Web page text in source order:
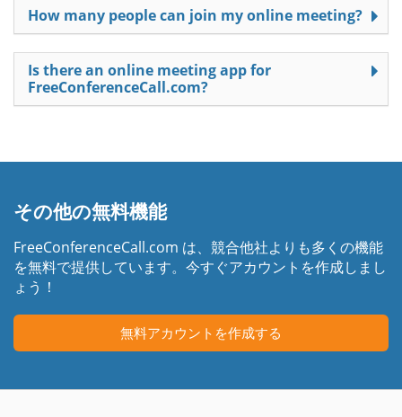
How many people can join my online meeting?
Is there an online meeting app for
FreeConferenceCall.com?
その他の無料機能
FreeConferenceCall.com は、競合他社よりも多くの機能
を無料で提供しています。今すぐアカウントを作成しまし
ょう！
無料アカウントを作成する